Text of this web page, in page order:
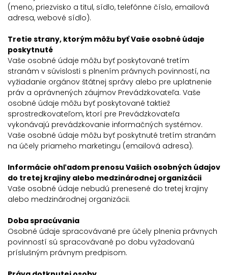
(meno, priezvisko a titul, sídlo, telefónne číslo, emailová
adresa, webové sídlo).
Tretie strany, ktorým môžu byť Vaše osobné údaje
poskytnuté
Vaše osobné údaje môžu byť poskytované tretím
stranám v súvislosti s plnením právnych povinností, na
vyžiadanie orgánov štátnej správy alebo pre uplatnenie
práv a oprávnených záujmov Prevádzkovateľa. Vaše
osobné údaje môžu byť poskytované taktiež
sprostredkovateľom, ktorí pre Prevádzkovateľa
vykonávajú prevádzkovanie informačných systémov.
Vaše osobné údaje môžu byť poskytnuté tretím stranám
na účely priameho marketingu (emailová adresa).
Informácie ohľadom prenosu Vašich osobných údajov
do tretej krajiny alebo medzinárodnej organizácii
Vaše osobné údaje nebudú prenesené do tretej krajiny
alebo medzinárodnej organizácii.
Doba spracúvania
Osobné údaje spracovávané pre účely plnenia právnych
povinností sú spracovávané po dobu vyžadovanú
príslušným právnym predpisom.